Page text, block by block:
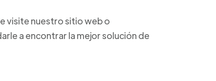
visite nuestro sitio web o
a encontrar la mejor solución de